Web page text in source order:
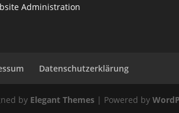
Administration
Datenschutzerklärung
by Elegant Themes | Powered by